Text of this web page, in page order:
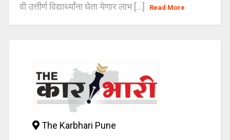
वी उत्तीर्ण विद्यार्थ्यांना घेता येणार लाभ [...]
Read More
The Karbhari Pune